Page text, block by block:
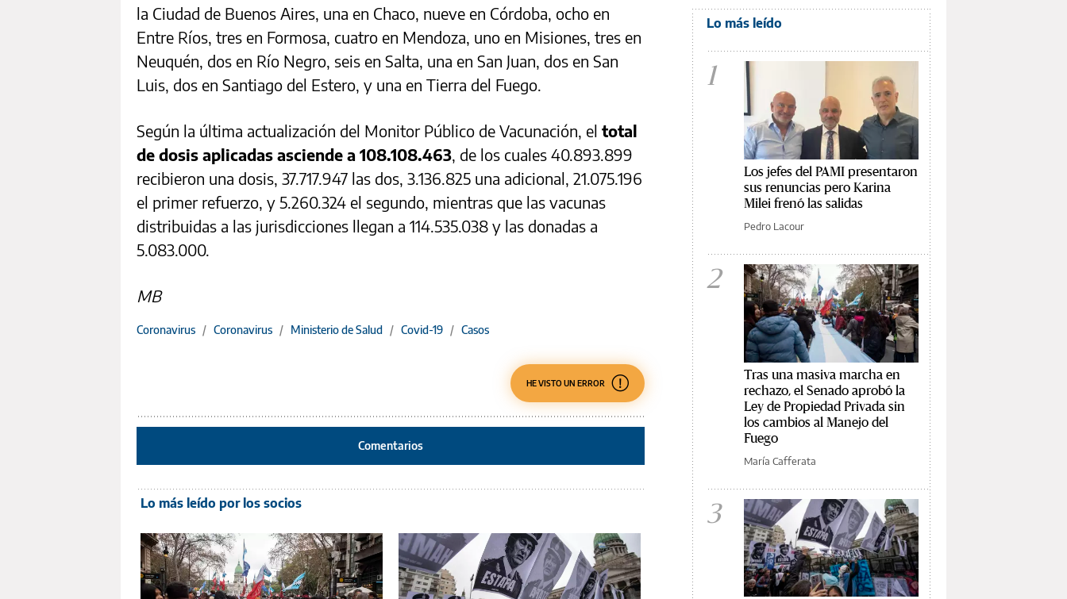
la Ciudad de Buenos Aires, una en Chaco, nueve en Córdoba, ocho en
Entre Ríos, tres en Formosa, cuatro en Mendoza, uno en Misiones, tres en
Neuquén, dos en Río Negro, seis en Salta, una en San Juan, dos en San
Luis, dos en Santiago del Estero, y una en Tierra del Fuego.
Según la última actualización del Monitor Público de Vacunación, el total
de dosis aplicadas asciende a 108.108.463, de los cuales 40.893.899
recibieron una dosis, 37.717.947 las dos, 3.136.825 una adicional, 21.075.196
el primer refuerzo, y 5.260.324 el segundo, mientras que las vacunas
distribuidas a las jurisdicciones llegan a 114.535.038 y las donadas a
5.083.000.
MB
Coronavirus / Coronavirus / Ministerio de Salud / Covid-19 / Casos
HE VISTO UN ERROR
Comentarios
Lo más leído por los socios
Lo más leído
1
Los jefes del PAMI presentaron
sus renuncias pero Karina
Milei frenó las salidas
Pedro Lacour
2
Tras una masiva marcha en
rechazo, el Senado aprobó la
Ley de Propiedad Privada sin
los cambios al Manejo del
Fuego
María Cafferata
3